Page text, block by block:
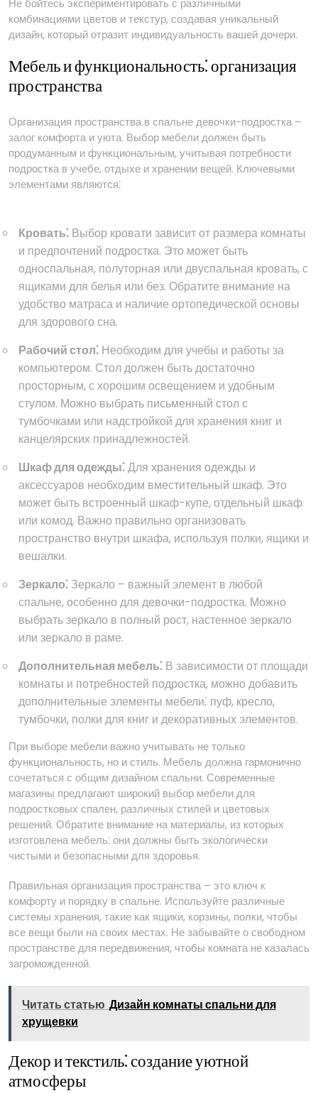
Не бойтесь экспериментировать с различными
комбинациями цветов и текстур, создавая уникальный
дизайн, который отразит индивидуальность вашей дочери.
Мебель и функциональность⁚ организация
пространства
Организация пространства в спальне девочки-подростка –
залог комфорта и уюта. Выбор мебели должен быть
продуманным и функциональным, учитывая потребности
подростка в учебе, отдыхе и хранении вещей. Ключевыми
элементами являются⁚
Кровать⁚ Выбор кровати зависит от размера комнаты
и предпочтений подростка. Это может быть
односпальная, полуторная или двуспальная кровать, с
ящиками для белья или без. Обратите внимание на
удобство матраса и наличие ортопедической основы
для здорового сна.
Рабочий стол⁚ Необходим для учебы и работы за
компьютером. Стол должен быть достаточно
просторным, с хорошим освещением и удобным
стулом. Можно выбрать письменный стол с
тумбочками или надстройкой для хранения книг и
канцелярских принадлежностей.
Шкаф для одежды⁚Для хранения одежды и
аксессуаров необходим вместительный шкаф. Это
может быть встроенный шкаф-купе, отдельный шкаф
или комод. Важно правильно организовать
пространство внутри шкафа, используя полки, ящики и
вешалки.
Зеркало⁚ Зеркало – важный элемент в любой
спальне, особенно для девочки-подростка. Можно
выбрать зеркало в полный рост, настенное зеркало
или зеркало в раме.
Дополнительная мебель⁚ В зависимости от площади
комнаты и потребностей подростка, можно добавить
дополнительные элементы мебели⁚ пуф, кресло,
тумбочки, полки для книг и декоративных элементов.
При выборе мебели важно учитывать не только
функциональность, но и стиль. Мебель должна гармонично
сочетаться с общим дизайном спальни. Современные
магазины предлагают широкий выбор мебели для
подростковых спален, различных стилей и цветовых
решений. Обратите внимание на материалы, из которых
изготовлена мебель⁚ они должны быть экологически
чистыми и безопасными для здоровья.
Правильная организация пространства – это ключ к
комфорту и порядку в спальне. Используйте различные
системы хранения, такие как ящики, корзины, полки, чтобы
все вещи были на своих местах. Не забывайте о свободном
пространстве для передвижения, чтобы комната не казалась
загроможденной.
Читать статью Дизайн комнаты спальни для
хрущевки
Декор и текстиль⁚ создание уютной
атмосферы